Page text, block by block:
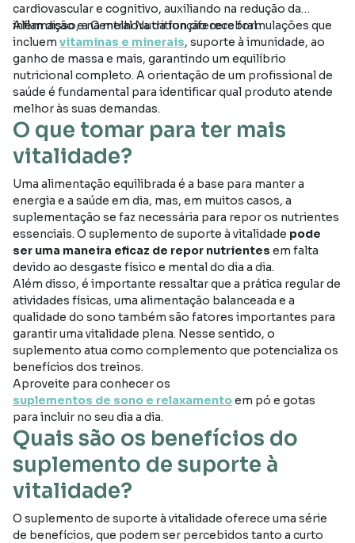
cardiovascular e cognitivo, auxiliando na redução da
inflamação e na melhora da função cerebral.
Além disso, a Central Nutrition oferece formulações que
incluem vitaminas e minerais, suporte à imunidade, ao
ganho de massa e mais, garantindo um equilíbrio
nutricional completo. A orientação de um profissional de
saúde é fundamental para identificar qual produto atende
melhor às suas demandas.
O que tomar para ter mais
vitalidade?
Uma alimentação equilibrada é a base para manter a
energia e a saúde em dia, mas, em muitos casos, a
suplementação se faz necessária para repor os nutrientes
essenciais. O suplemento de suporte à vitalidade pode
ser uma maneira eficaz de repor nutrientes em falta
devido ao desgaste físico e mental do dia a dia.
Além disso, é importante ressaltar que a prática regular de
atividades físicas, uma alimentação balanceada e a
qualidade do sono também são fatores importantes para
garantir uma vitalidade plena. Nesse sentido, o
suplemento atua como complemento que potencializa os
benefícios dos treinos.
Aproveite para conhecer os
suplementos de sono e relaxamentoem pó e gotas
para incluir no seu dia a dia.
Quais são os benefícios do
suplemento de suporte à
vitalidade?
O suplemento de suporte à vitalidade oferece uma série
de benefícios, que podem ser percebidos tanto a curto